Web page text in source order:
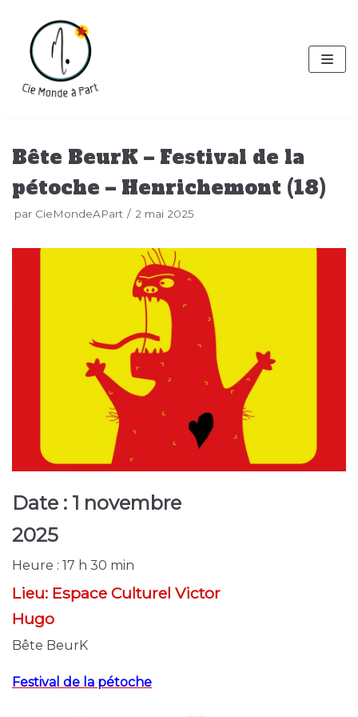
au
contenu
Bête BeurK – Festival de la
pétoche – Henrichemont (18)
par CieMondeAPart 2 mai 2025
Date : 1 novembre
2025
Heure : 17 h 30 min
Lieu: Espace Culturel Victor
Hugo
Bête BeurK
Festival de la pétoche